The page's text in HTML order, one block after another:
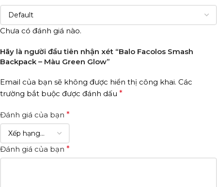
Chưa có đánh giá nào.
Hãy là người đầu tiên nhận xét “Balo Facolos Smash
Backpack – Màu Green Glow”
Email của bạn sẽ không được hiển thị công khai. Các
trường bắt buộc được đánh dấu *
Đánh giá của bạn *
Đánh giá của bạn *